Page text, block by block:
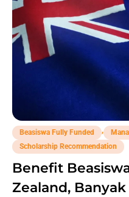
Beasiswa Fully Funded ,
Scholarship Recommendation
Benefit
Zealand, Banyak